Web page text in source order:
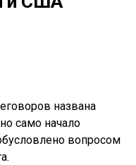
названа
само начало
вопросом